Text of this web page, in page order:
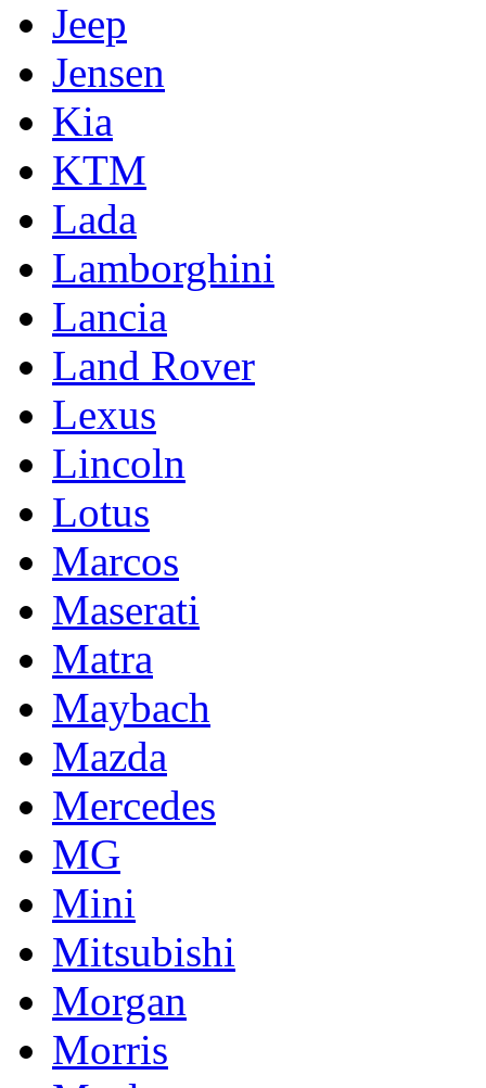
Jeep
Jensen
Kia
KTM
Lada
Lamborghini
Lancia
Land Rover
Lexus
Lincoln
Lotus
Marcos
Maserati
Matra
Maybach
Mazda
Mercedes
MG
Mini
Mitsubishi
Morgan
Morris